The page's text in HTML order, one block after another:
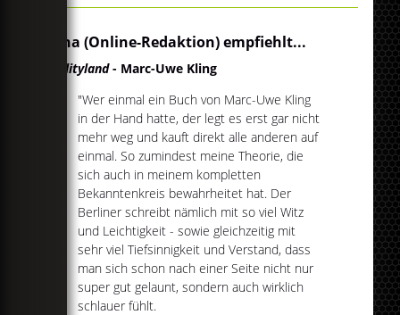
Anna (Online-Redaktion) empfiehlt...
Qualityland- Marc-Uwe Kling
"Wer einmal ein Buch von Marc-Uwe Kling
in der Hand hatte, der legt es erst gar nicht
mehr weg und kauft direkt alle anderen auf
einmal. So zumindest meine Theorie, die
sich auch in meinem kompletten
Bekanntenkreis bewahrheitet hat. Der
Berliner schreibt nämlich mit so viel Witz
und Leichtigkeit - sowie gleichzeitig mit
sehr viel Tiefsinnigkeit und Verstand, dass
man sich schon nach einer Seite nicht nur
super gut gelaunt, sondern auch wirklich
schlauer fühlt.